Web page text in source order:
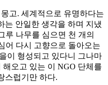
고. 세계적으로 유명하다는
는 안일한 생각을 하며 지냈
루 나무를 심으면 천 개의
어 다시 고향으로 돌아오는
이 형성되고 있다니 그나마
오고 있는 이 NGO 단체를
스럽기만 하다.